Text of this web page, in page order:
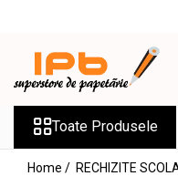
Toate Produsele
Ghiozdane, Rucsacuri,
Penare, Etuiuri,
Toate Produsele
Home / RECHIZITE